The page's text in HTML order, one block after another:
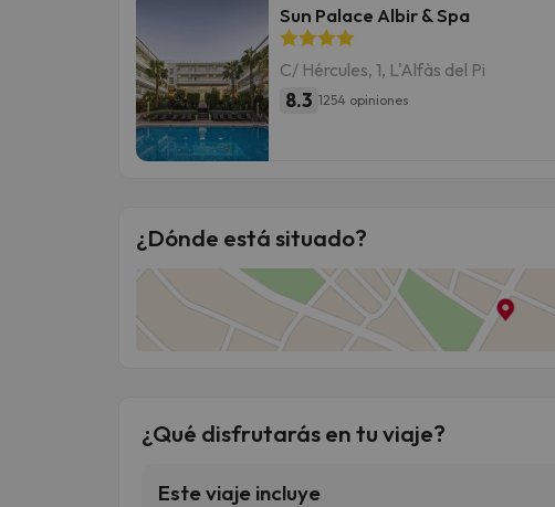
Sun Palace Albir & Spa
C/ Hércules, 1, L'Alfàs del Pi
8.3 1254 opiniones
¿Dónde está situado?
¿Qué disfrutarás en tu viaje?
Este viaje incluye